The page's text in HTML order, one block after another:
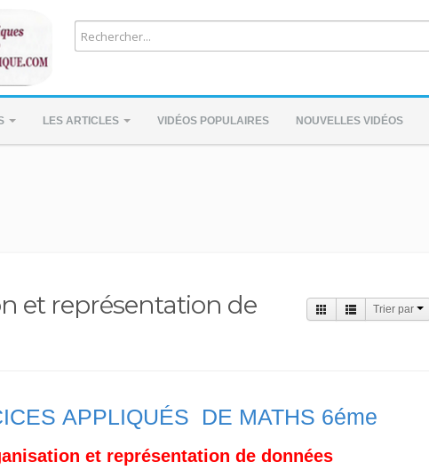
LES ARTICLES VIDÉOS POPULAIRES NOUVELLES VIDÉOS
et représentation de
Trier par
APPLIQUÉS DE MATHS 6éme
et représentation de données